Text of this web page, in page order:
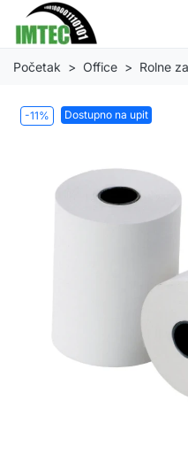
Početak Office Rolne
-11% Dostupno na upit